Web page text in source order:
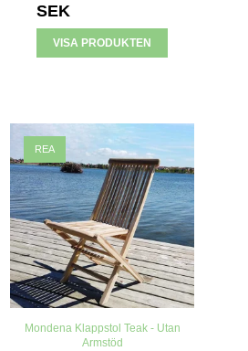
SEK
VISA PRODUKTEN
REA
Mondena Klappstol Teak - Utan
Armstöd